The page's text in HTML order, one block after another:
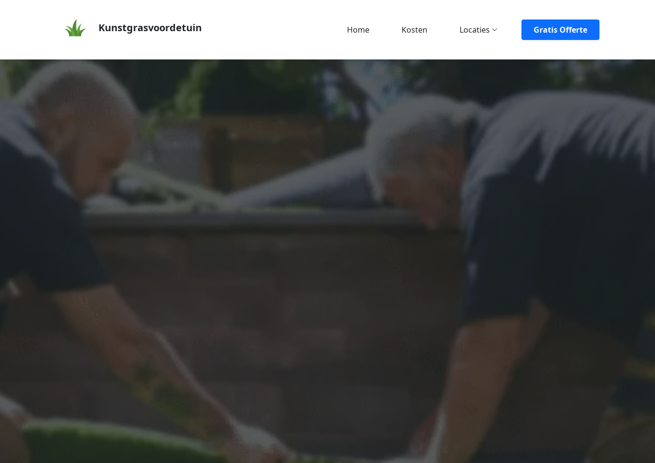
Kunstgrasvoordetuin Home Kosten Locaties Gratis Offerte